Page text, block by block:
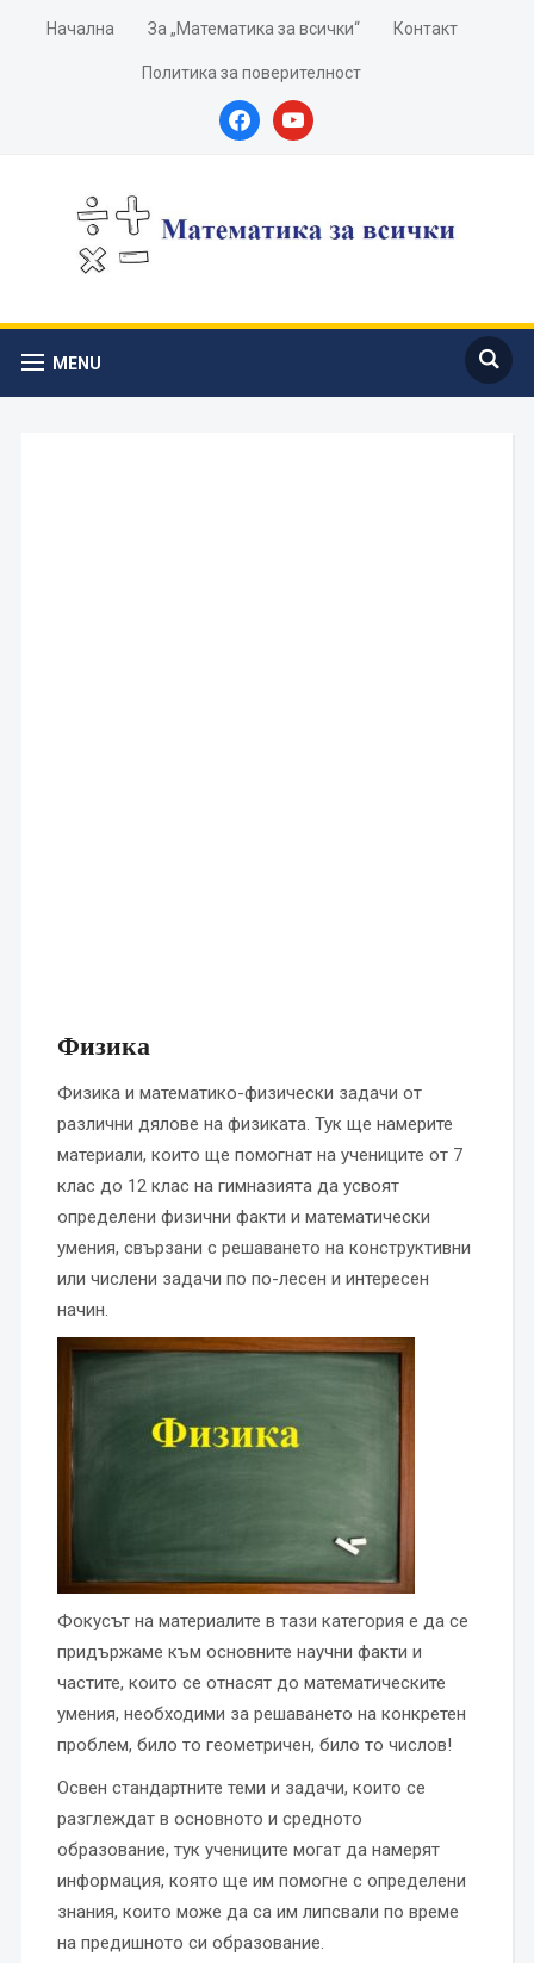
Начална За „Математика за всички“ Контакт
Политика за поверителност
facebookyoutube
MENU
Физика
Физика и математико-физически задачи от
различни дялове на физиката. Тук ще намерите
материали, които ще помогнат на учениците от 7
клас до 12 клас на гимназията да усвоят
определени физични факти и математически
умения, свързани с решаването на конструктивни
или числени задачи по по-лесен и интересен
начин.
Фокусът на материалите в тази категория е да се
придържаме към основните научни факти и
частите, които се отнасят до математическите
умения, необходими за решаването на конкретен
проблем, било то геометричен, било то числов!
Освен стандартните теми и задачи, които се
разглеждат в основното и средното
образование, тук учениците могат да намерят
информация, която ще им помогне с определени
знания, които може да са им липсвали по време
на предишното си образование.